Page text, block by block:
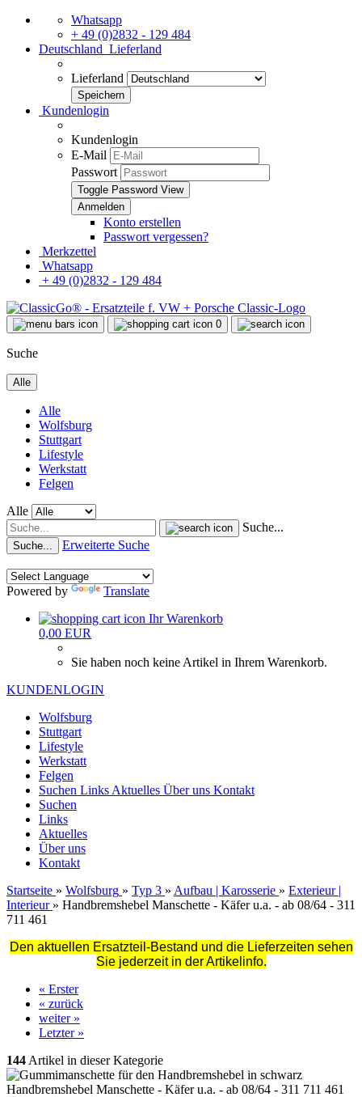
Whatsapp
+ 49 (0)2832 - 129 484
Deutschland Lieferland
Lieferland
Kundenlogin
Kundenlogin
E-Mail
Passwort
Toggle Password View
Konto erstellen
Passwort vergessen?
Merkzettel
Whatsapp
+ 49 (0)2832 - 129 484
0
Suche
Alle
Alle
Wolfsburg
Stuttgart
Lifestyle
Werkstatt
Felgen
Alle
Suche...
Suche... Erweiterte Suche
Powered by
Translate
Ihr Warenkorb
0,00 EUR
Sie haben noch keine Artikel in Ihrem Warenkorb.
KUNDENLOGIN
Wolfsburg
Stuttgart
Lifestyle
Werkstatt
Felgen
Suchen Links Aktuelles Über uns Kontakt
Suchen
Links
Aktuelles
Über uns
Kontakt
Startseite » Wolfsburg » Typ 3 » Aufbau | Karosserie » Exterieur |
Interieur » Handbremshebel Manschette - Käfer u.a. - ab 08/64 - 311
711 461
Den aktuellen Ersatzteil-Bestand und die Lieferzeiten sehen
Sie jederzeit in der Artikelinfo.
« Erster
« zurück
weiter »
Letzter »
144 Artikel in dieser Kategorie
Handbremshebel Manschette - Käfer u.a. - ab 08/64 - 311 711 461